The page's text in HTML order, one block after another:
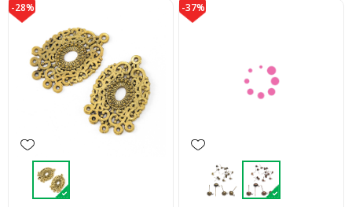
-28% -37%